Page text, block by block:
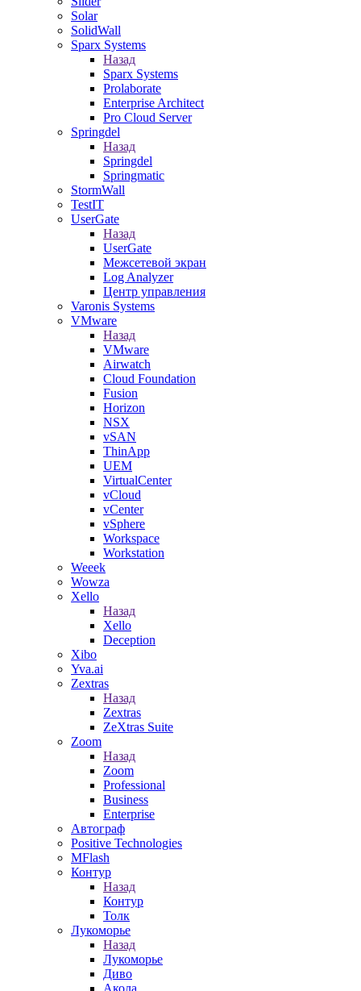
Solar
SolidWall
Sparx Systems
Назад
Sparx Systems
Prolaborate
Enterprise Architect
Pro Cloud Server
Springdel
Назад
Springdel
Springmatic
StormWall
TestIT
UserGate
Назад
UserGate
Межсетевой экран
Log Analyzer
Центр управления
Varonis Systems
VMware
Назад
VMware
Airwatch
Cloud Foundation
Fusion
Horizon
NSX
vSAN
ThinApp
UEM
VirtualCenter
vCloud
vCenter
vSphere
Workspace
Workstation
Weeek
Wowza
Xello
Назад
Xello
Deception
Xibo
Yva.ai
Zextras
Назад
Zextras
ZeXtras Suite
Zoom
Назад
Zoom
Professional
Business
Enterprise
Автограф
Positive Technologies
MFlash
Контур
Назад
Контур
Толк
Лукоморье
Назад
Лукоморье
Диво
Акола